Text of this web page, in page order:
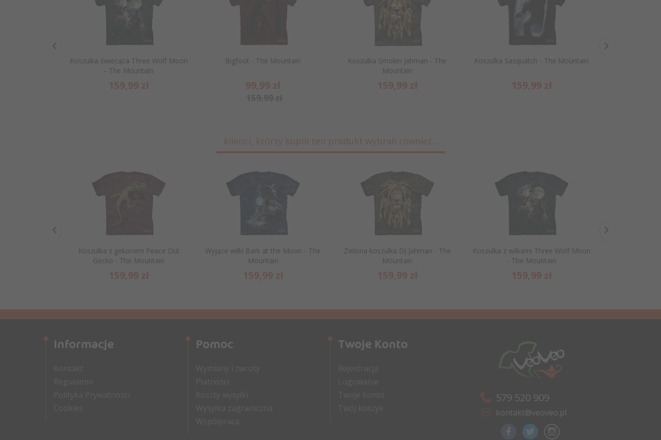
Koszulka świecąca Three Wolf Moon
- The Mountain
159,99 zł
Bigfoot - The Mountain
99,99 zł
Koszulka Smokin Jahman - The
Mountain
159,99 zł
Koszulka Sasquatch - The Mountain
159,99 zł
klienci, którzy kupili ten produkt wybrali również...
Koszulka z gekonem Peace Out
Gecko - The Mountain
159,99 zł
Wyjące wilki Bark at the Moon - The
Mountain
159,99 zł
Zielona koszulka DJ Jahman - The
Mountain
159,99 zł
Koszulka z wilkami Three Wolf Moon
- The Mountain
159,99 zł
Informacje Pomoc Twoje Konto
579 520 909
kontakt@veoveo.pl